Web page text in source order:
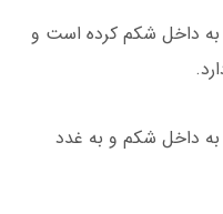
به داخل شکم کرده است و
به داخل شکم و به غدد